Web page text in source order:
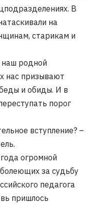
В
на
старикам и
родной
нас призывают
и обиды. И в
порог
вступление? –
огромной
за судьбу
педагога
пришлось